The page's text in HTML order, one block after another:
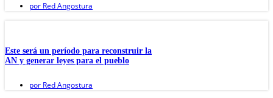
por Red Angostura
Este será un período para reconstruir la
AN y generar leyes para el pueblo
por Red Angostura